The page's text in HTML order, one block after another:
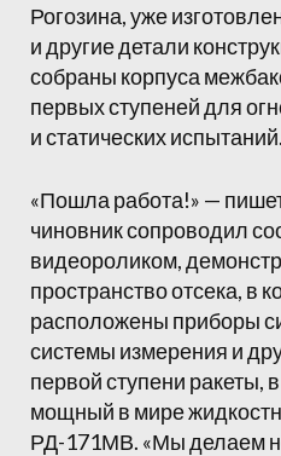
Рогозина, уже
и другие детали
собраны корпуса
первых ступеней для
и статических испытаний.
«Пошла работа!» —
чиновник сопроводил
видеороликом,
пространство отсека, в
расположены приборы
системы измерения и
первой ступени ракеты,
мощный в мире
РД-171МВ. «Мы делаем